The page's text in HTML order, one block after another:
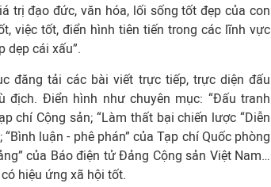
trị đạo đức, văn hóa, lối sống tốt đẹp của con
việc tốt, điển hình tiên tiến trong các lĩnh vực
dẹp cái xấu”.
đăng tải các bài viết trực tiếp, trực diện đấu
địch. Điển hình như chuyên mục: “Đấu tranh
chí Cộng sản; “Làm thất bại chiến lược “Diễn
luận - phê phán” của Tạp chí Quốc phòng
của Báo điện tử Đảng Cộng sản Việt Nam…
hiệu ứng xã hội tốt.